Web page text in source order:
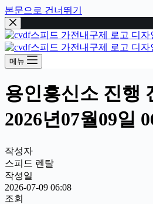
본문으로 건너뛰기
메뉴
용인흥신소 진행
2026년07월09일
작성자
스피드 렌탈
작성일
2026-07-09 06:08
조회